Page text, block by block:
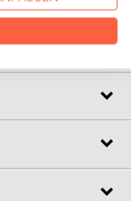
die ich
Kunden im